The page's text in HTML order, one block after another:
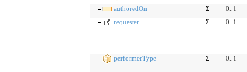
authoredOn
Σ 0..1
requester
Σ 0..1
performerType Σ 0..1